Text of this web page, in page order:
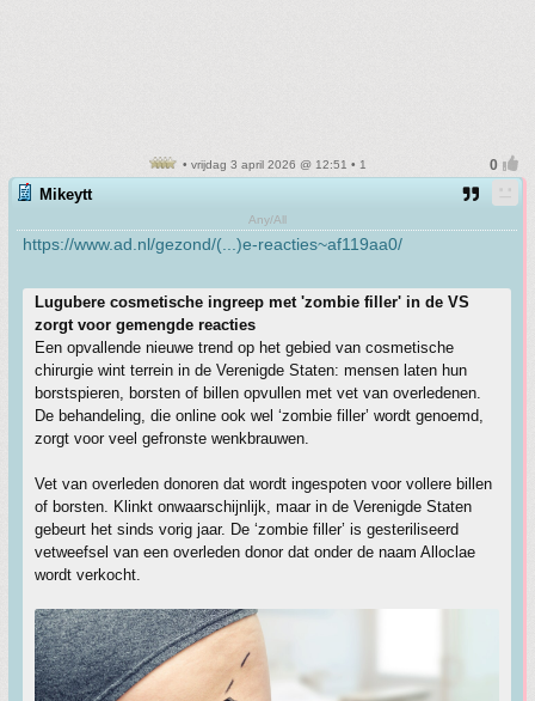
• vrijdag 3 april 2026 @ 12:51 • 1
Mikeytt
Any/All
https://www.ad.nl/gezond/(...)e-reacties~af119aa0/
Lugubere cosmetische ingreep met 'zombie filler' in de VS
zorgt voor gemengde reacties
Een opvallende nieuwe trend op het gebied van cosmetische
chirurgie wint terrein in de Verenigde Staten: mensen laten hun
borstspieren, borsten of billen opvullen met vet van overledenen.
De behandeling, die online ook wel ‘zombie filler’ wordt genoemd,
zorgt voor veel gefronste wenkbrauwen.
Vet van overleden donoren dat wordt ingespoten voor vollere billen
of borsten. Klinkt onwaarschijnlijk, maar in de Verenigde Staten
gebeurt het sinds vorig jaar. De ‘zombie filler’ is gesteriliseerd
vetweefsel van een overleden donor dat onder de naam Alloclae
wordt verkocht.